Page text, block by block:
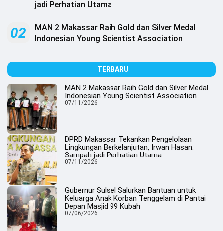
Djournalist.com
Reserved
jadi Perhatian Utama
02
MAN 2 Makassar Raih Gold dan Silver Medal
Indonesian Young Scientist Association
TERBARU
MAN 2 Makassar Raih Gold dan Silver Medal
Indonesian Young Scientist Association
07/11/2026
DPRD Makassar Tekankan Pengelolaan
Lingkungan Berkelanjutan, Irwan Hasan:
Sampah jadi Perhatian Utama
07/11/2026
Gubernur Sulsel Salurkan Bantuan untuk
Keluarga Anak Korban Tenggelam di Pantai
Depan Masjid 99 Kubah
07/06/2026